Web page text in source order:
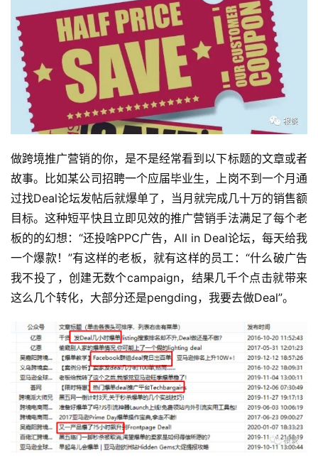
做跨境推广营销的你，是不是经常看到以下标题的文章或者
故事。比如某公司招聘一个应届毕业生，上岗不到一个月通
过找Deal论坛发帖后就爆单了，当月就完成几十万的销售额
目标。这种短平快且立即见效的推广营销手法满足了每个老
板的的幻想：“还投啥PPC广告，All in Deal论坛，每天给我
一个爆款！”有这样的老板，就有这样的员工：“什么破广告
我不投了，创建无数个campaign，结果几千个点击就带来
这么几个转化，大部分还是pengding，我要去做Deal”。